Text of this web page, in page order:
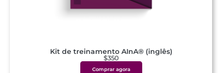
Kit de treinamento AInA® (inglês)
$350
Comprar agora